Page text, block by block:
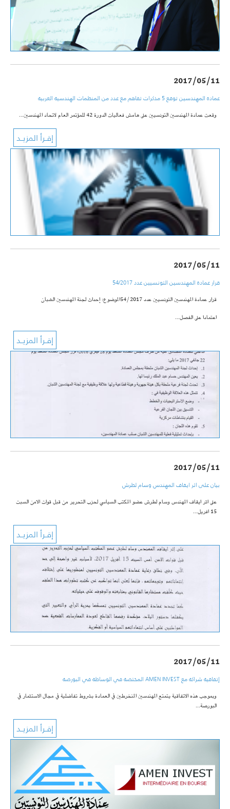
2017/05/11
عمادة المهندسين توقع 5 مذكرات تفاهم مع عدد من المنظمات الهندسية العربية
وقعت عمادة المهندسين التونسيين على هامش فعاليات الدورة 42 للمؤتمر العام لاتحاد المهندسين…
2017/05/11
قرار عمادة المهندسين التونسيين عدد 54/2017
قرار عمادة المهندسين التونسيين عدد 54/2017 الموضوع: إحداث لجنة المهندسين الشبان
اعتمادا على الفصل…
2017/05/11
بيان على اثر ايقاف المهندس وسام لطرش
على اثر ايقاف المهندس وسام لطرش عضو المكتب السياسي لحزب التحرير من قبل قوات الامن السبت
15 افريل…
2017/05/11
إتفاقية شراكة مع AMEN INVEST المختصة في الوساطة في البورصة
وبموجب هذه الاتفاقية يتمتع المهندسين المنخرطين في العمادة بشروط تفاضلية في مجال الاستثمار في
البورصة…